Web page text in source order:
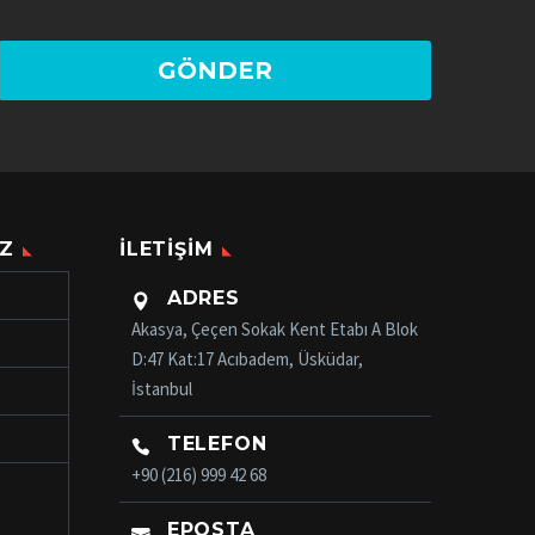
İLETIŞIM

ADRES
Akasya, Çeçen Sokak Kent Etabı A Blok
D:47 Kat:17 Acıbadem, Üsküdar,
İstanbul

TELEFON
+90 (216) 999 42 68
EPOSTA